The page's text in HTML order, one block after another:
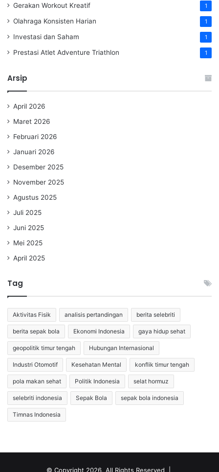
Gerakan Workout Kreatif 1
Olahraga Konsisten Harian 1
Investasi dan Saham 1
Prestasi Atlet Adventure Triathlon 1
Arsip
April 2026
Maret 2026
Februari 2026
Januari 2026
Desember 2025
November 2025
Agustus 2025
Juli 2025
Juni 2025
Mei 2025
April 2025
Tag
Aktivitas Fisik analisis pertandingan berita selebriti
berita sepak bola Ekonomi Indonesia gaya hidup sehat
geopolitik timur tengah Hubungan Internasional
Industri Otomotif Kesehatan Mental konflik timur tengah
pola makan sehat Politik Indonesia selat hormuz
selebriti indonesia Sepak Bola sepak bola indonesia
Timnas Indonesia
© Copyright 2026, All Rights Reserved |